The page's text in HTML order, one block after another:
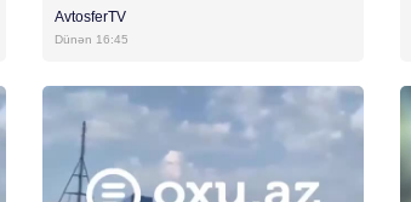
AvtosferTV
Dünən 16:45